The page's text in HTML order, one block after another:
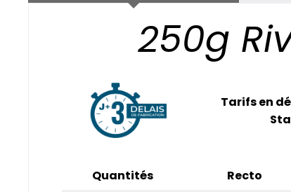
250g
Tarifs en
Quantités Recto